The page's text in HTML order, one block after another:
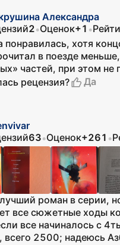
Александра
2•Оценок+1 •
понравилась, хотя
в поезде
частей, при этом
рецензия?
Да
63•Оценок+261 •
роман в серии,
все сюжетные ходы
все начиналось с
2500; надеюсь